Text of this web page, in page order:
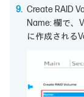
Create RAID
Name: 欄で、
に作成される